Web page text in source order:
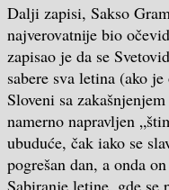
Dalji zapisi, Sakso
najverovatnije bio
zapisao je da se
sabere sva letina (ako
Sloveni sa
namerno napravljen
ubuduće, čak iako se
pogrešan dan, a onda
Sabiranje letine, gde